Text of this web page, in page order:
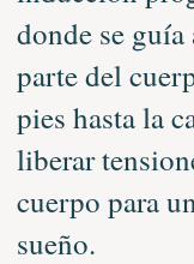
donde se
parte del
pies hasta la
liberar
cuerpo para
sueño.